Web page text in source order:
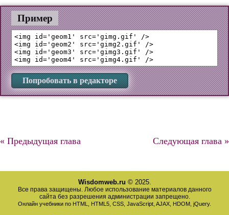
Пример
<img id='geom1' src='gimg.gif' />
<img id='geom2' src='gimg2.gif' />
<img id='geom3' src='gimg3.gif' />
Попробовать в редакторе
« Предыдущая глава Следующая глава »
Wisdomweb.ru © 2025.
Все права защищены. Любое использование материалов данного
сайта без разрешения администрации запрещено.
Онлайн учебники по HTML, HTML5, CSS, JavaScript, AJAX, HDOM, jQuery.